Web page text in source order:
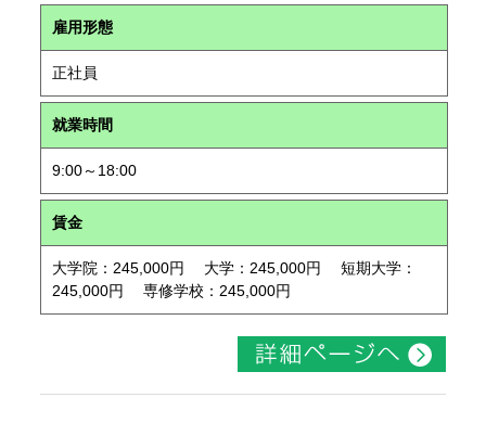
雇用形態
正社員
就業時間
9:00～18:00
賃金
大学院：245,000円 大学：245,000円 短期大学：
245,000円 専修学校：245,000円